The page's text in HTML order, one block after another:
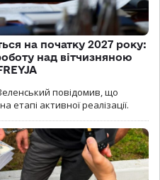
на початку 2027 року:
над вітчизняною
повідомив, що
етапі активної реалізації.